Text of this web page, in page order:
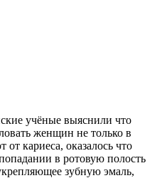
учёные выяснили что
женщин не только в
кариеса, оказалось что
в ротовую полость
зубную эмаль,